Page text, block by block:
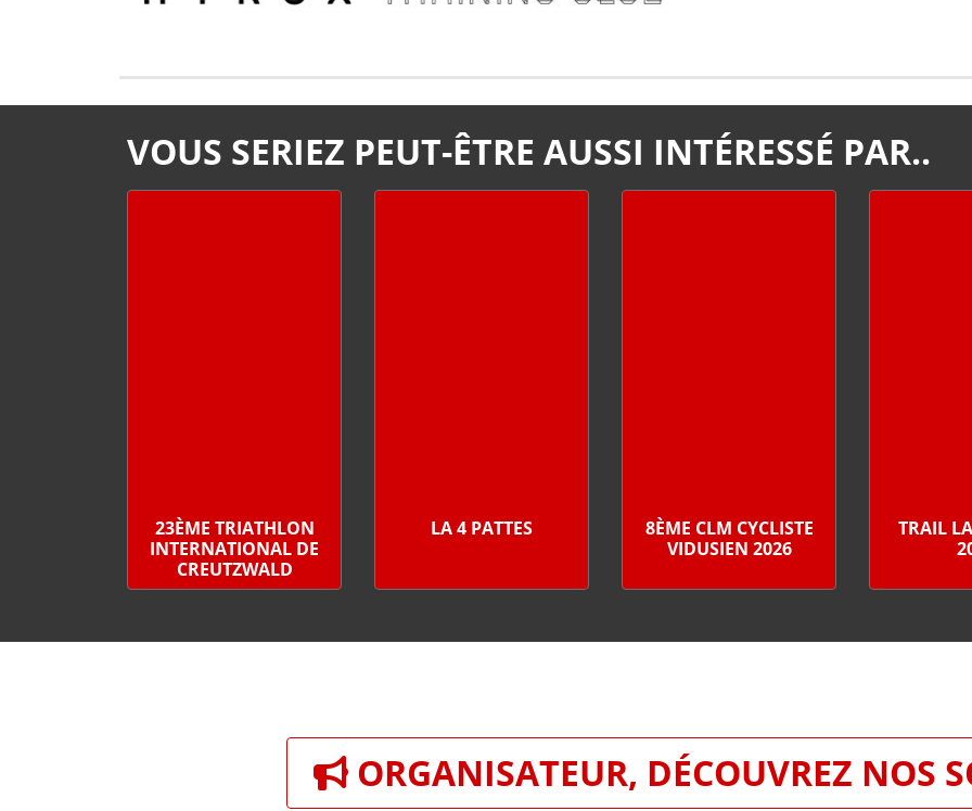
VOUS SERIEZ PEUT-ÊTRE AUSSI INTÉRESSÉ PAR..
23ÈME TRIATHLON
INTERNATIONAL DE
CREUTZWALD
LA 4 PATTES
8ÈME CLM CYCLISTE
VIDUSIEN 2026
TRAIL
ORGANISATEUR, DÉCOUVREZ NOS